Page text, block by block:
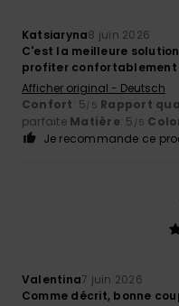
Katsiaryna8 juin 2026
C'est la meilleure
profiter confortablement
Afficher original - Deutsch
Confort: 5/5 Rapport
parfaite Matière: 5 /5
Je recommande ce
Valentina7 juin 2026
Comme décrit, bonne